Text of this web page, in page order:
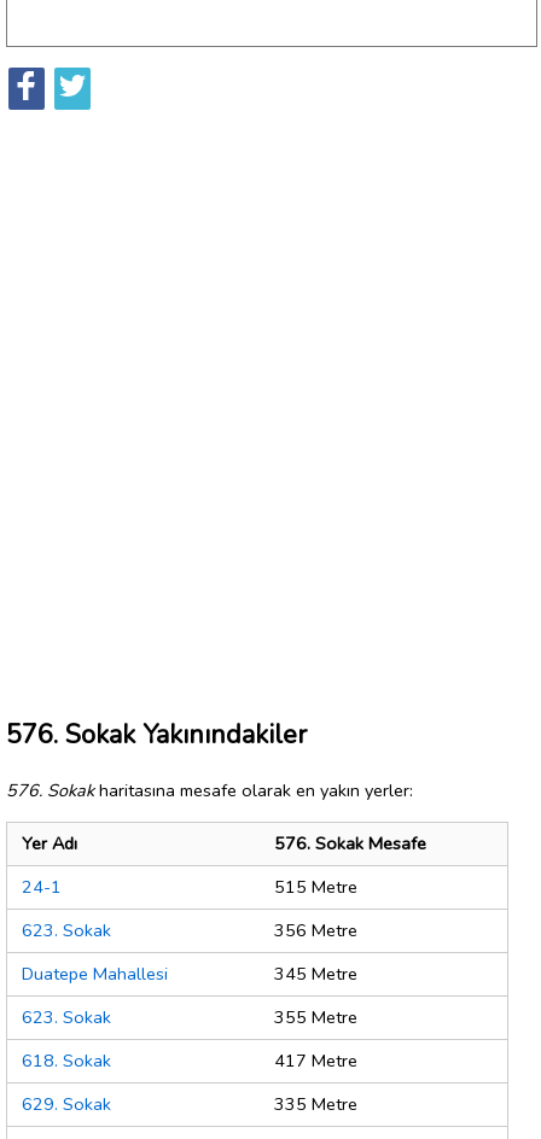
576. Sokak Yakınındakiler
576. Sokakharitasına mesafe olarak en yakın yerler:
Yer Adı
576. Sokak Mesafe
24-1
515 Metre
623. Sokak
356 Metre
Duatepe Mahallesi
345 Metre
623. Sokak
355 Metre
618. Sokak
417 Metre
629. Sokak
335 Metre